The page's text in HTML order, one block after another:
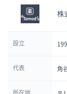
株
設立
代表 角
所在地